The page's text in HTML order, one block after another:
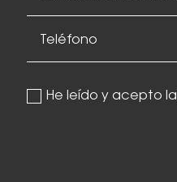
He leído y acepto la